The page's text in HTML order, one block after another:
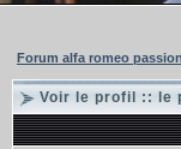
Forum alfa romeo
Voir le profil :: le